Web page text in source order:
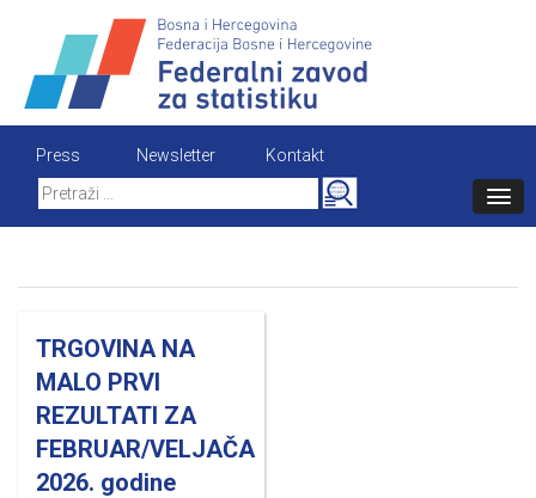
content
Press Newsletter
Kontakt
Search
for:
TRGOVINA NA
MALO PRVI
REZULTATI ZA
FEBRUAR/VELJAČA
2026. godine